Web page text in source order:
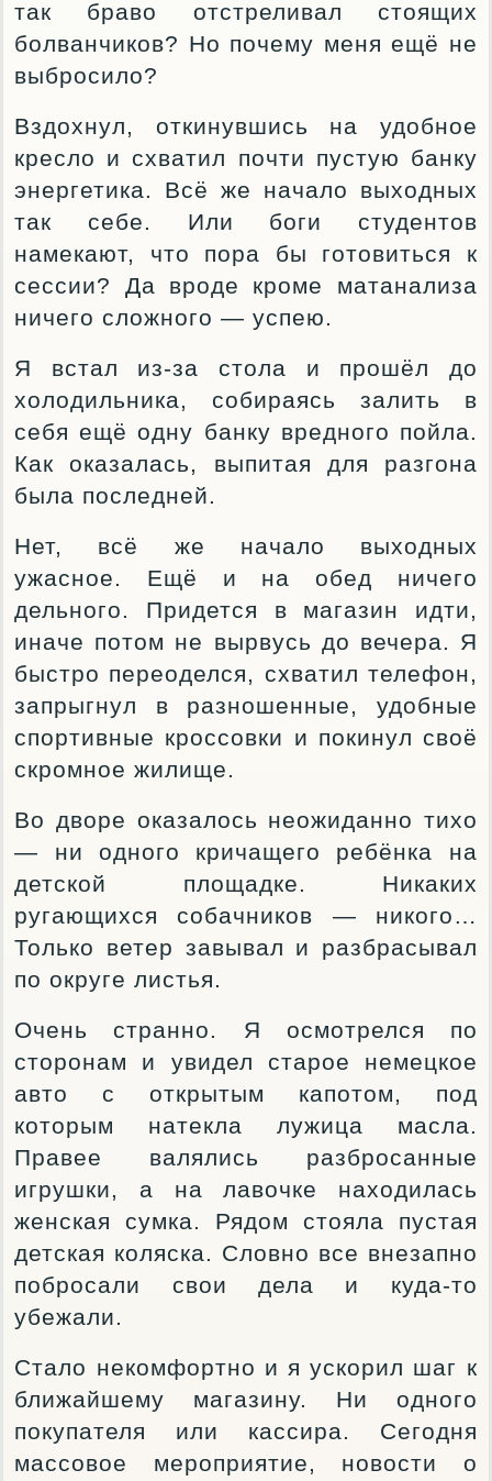
так браво отстреливал стоящих
болванчиков? Но почему меня ещё не
выбросило?
Вздохнул, откинувшись на удобное
кресло и схватил почти пустую банку
энергетика. Всё же начало выходных
так себе. Или боги студентов
намекают, что пора бы готовиться к
сессии? Да вроде кроме матанализа
ничего сложного — успею.
Я встал из-за стола и прошёл до
холодильника, собираясь залить в
себя ещё одну банку вредного пойла.
Как оказалась, выпитая для разгона
была последней.
Нет, всё же начало выходных
ужасное. Ещё и на обед ничего
дельного. Придется в магазин идти,
иначе потом не вырвусь до вечера. Я
быстро переоделся, схватил телефон,
запрыгнул в разношенные, удобные
спортивные кроссовки и покинул своё
скромное жилище.
Во дворе оказалось неожиданно тихо
— ни одного кричащего ребёнка на
детской площадке. Никаких
ругающихся собачников — никого…
Только ветер завывал и разбрасывал
по округе листья.
Очень странно. Я осмотрелся по
сторонам и увидел старое немецкое
авто с открытым капотом, под
которым натекла лужица масла.
Правее валялись разбросанные
игрушки, а на лавочке находилась
женская сумка. Рядом стояла пустая
детская коляска. Словно все внезапно
побросали свои дела и куда-то
убежали.
Стало некомфортно и я ускорил шаг к
ближайшему магазину. Ни одного
покупателя или кассира. Сегодня
массовое мероприятие, новости о